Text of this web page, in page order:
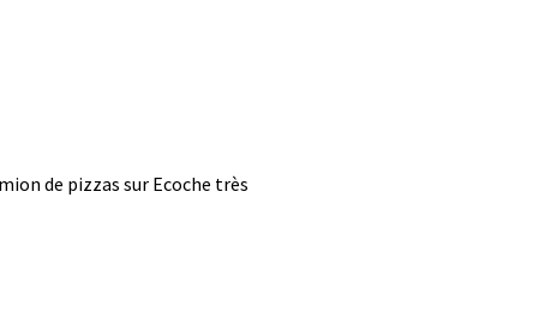
de pizzas sur Ecoche très